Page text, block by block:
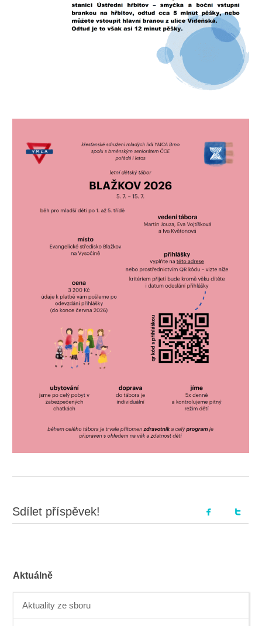
Sdílet příspěvek!
Aktuálně
Aktuality ze sboru